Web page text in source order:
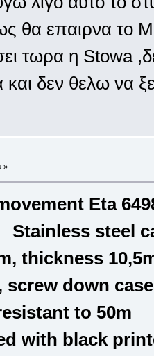
θα επαιρνα το
τωρα η Stowa
και δεν θελω να
»
Eta
steel
thickness
screw down
to 50m
with black